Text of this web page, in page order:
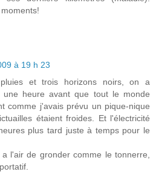
à 19 h 23
et trois horizons noirs, on a
une heure avant que tout le monde
comme j'avais prévu un pique-nique
étaient froides. Et l'électricité
plus tard juste à temps pour le
l'air de gronder comme le tonnerre,